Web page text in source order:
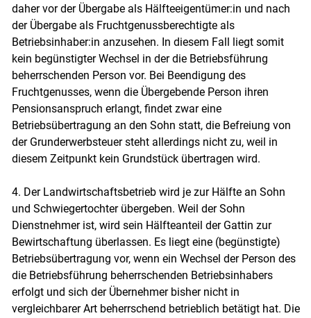
daher vor der Übergabe als Hälfteeigentümer:in und nach
der Übergabe als Fruchtgenussberechtigte als
Betriebsinhaber:in anzusehen. In diesem Fall liegt somit
kein begünstigter Wechsel in der die Betriebsführung
beherrschenden Person vor. Bei Beendigung des
Fruchtgenusses, wenn die Übergebende Person ihren
Pensionsanspruch erlangt, findet zwar eine
Betriebsübertragung an den Sohn statt, die Befreiung von
der Grunderwerbsteuer steht allerdings nicht zu, weil in
diesem Zeitpunkt kein Grundstück übertragen wird.
4. Der Landwirtschaftsbetrieb wird je zur Hälfte an Sohn
und Schwiegertochter übergeben. Weil der Sohn
Dienstnehmer ist, wird sein Hälfteanteil der Gattin zur
Bewirtschaftung überlassen. Es liegt eine (begünstigte)
Betriebsübertragung vor, wenn ein Wechsel der Person des
die Betriebsführung beherrschenden Betriebsinhabers
erfolgt und sich der Übernehmer bisher nicht in
vergleichbarer Art beherrschend betrieblich betätigt hat. Die